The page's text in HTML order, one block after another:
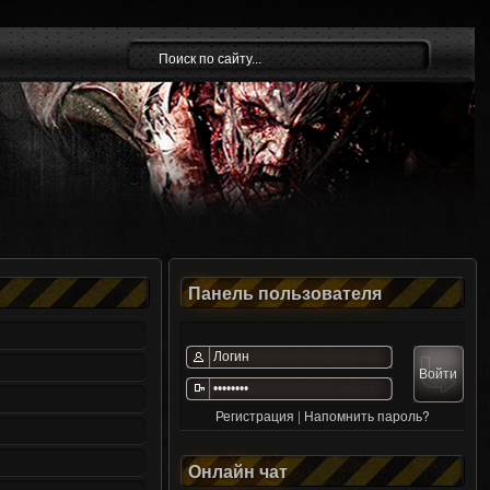
Панель пользователя
Регистрация | Напомнить пароль?
Онлайн чат